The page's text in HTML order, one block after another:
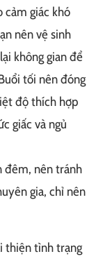
cảm giác khó
nên vệ sinh
không gian để
tối nên đóng
độ thích hợp
giấc và ngủ
đêm, nên tránh
gia, chỉ nên
thiện tình trạng